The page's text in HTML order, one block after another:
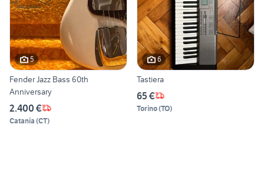
5
Fender Jazz Bass 60th
Anniversary
2.400 €
Catania (CT)
6
Tastiera
65 €
Torino(TO)